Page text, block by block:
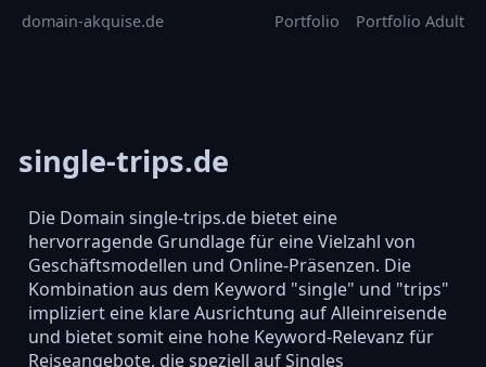
domain-akquise.de Portfolio Portfolio Adult
single-trips.de
Die Domain single-trips.de bietet eine
hervorragende Grundlage für eine Vielzahl von
Geschäftsmodellen und Online-Präsenzen. Die
Kombination aus dem Keyword "single" und "trips"
impliziert eine klare Ausrichtung auf Alleinreisende
und bietet somit eine hohe Keyword-Relevanz für
Reiseangebote, die speziell auf Singles